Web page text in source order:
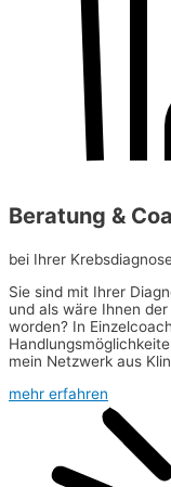
Beratung &
bei Ihrer
Sie sind mit Ihrer
und als wäre Ihnen
worden? In
mein Netzwerk aus
mehr erfahren